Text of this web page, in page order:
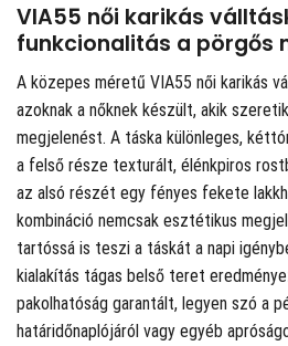
VIA55 női karikás
funkcionalitás a pörgős
A közepes méretű VIA55 női karikás
azoknak a nőknek készült, akik
megjelenést. A táska különleges,
a felső része texturált, élénkpiros
az alsó részét egy fényes fekete
kombináció nemcsak esztétikus
tartóssá is teszi a táskát a napi
kialakítás tágas belső teret
pakolhatóság garantált, legyen szó a
határidőnaplójáról vagy egyéb